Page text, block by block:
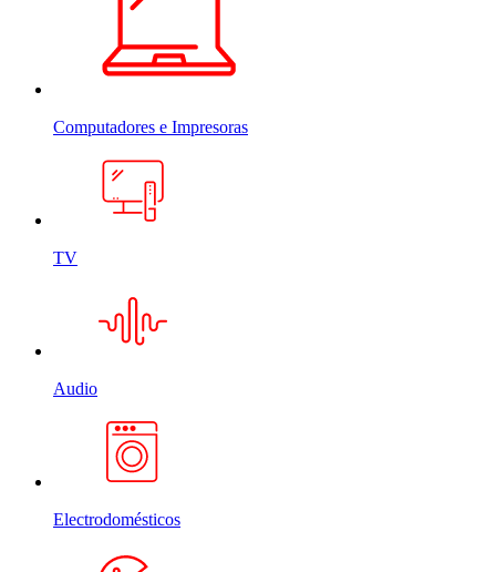
Computadores e Impresoras
TV
Audio
Electrodomésticos